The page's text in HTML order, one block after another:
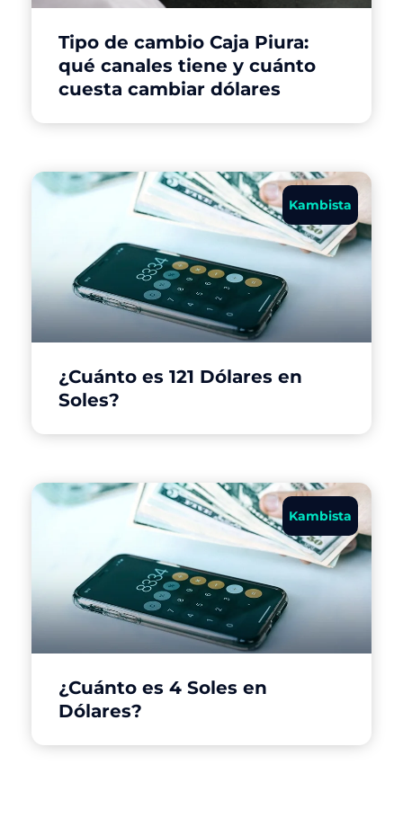
Tipo de cambio Caja Piura:
qué canales tiene y cuánto
cuesta cambiar dólares
Kambista
¿Cuánto es 121 Dólares en
Soles?
Kambista
¿Cuánto es 4 Soles en
Dólares?